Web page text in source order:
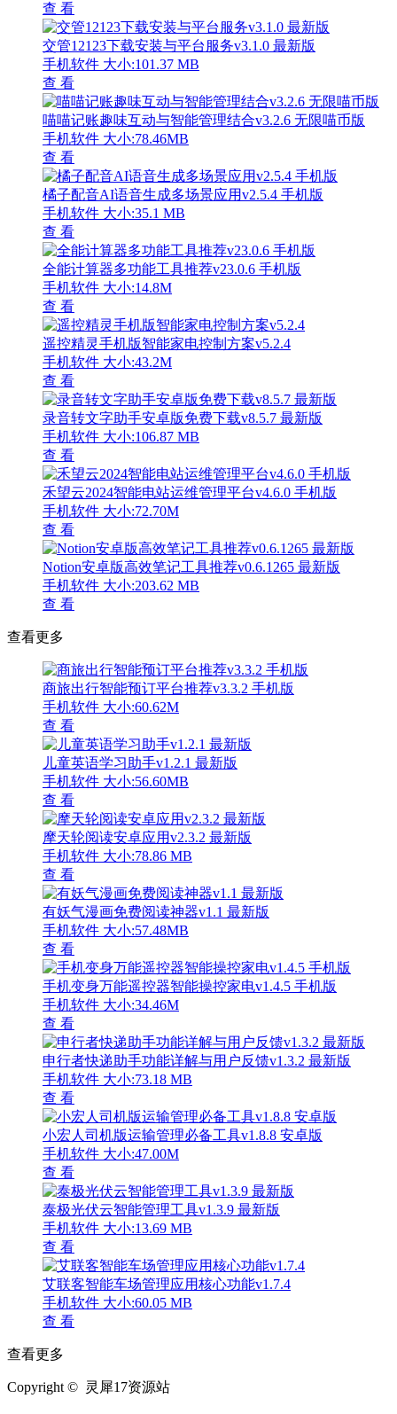
查 看
交管12123下载安装与平台服务v3.1.0 最新版
手机软件 大小:101.37 MB
查 看
喵喵记账趣味互动与智能管理结合v3.2.6 无限喵币版
手机软件 大小:78.46MB
查 看
橘子配音AI语音生成多场景应用v2.5.4 手机版
手机软件 大小:35.1 MB
查 看
全能计算器多功能工具推荐v23.0.6 手机版
手机软件 大小:14.8M
查 看
遥控精灵手机版智能家电控制方案v5.2.4
手机软件 大小:43.2M
查 看
录音转文字助手安卓版免费下载v8.5.7 最新版
手机软件 大小:106.87 MB
查 看
禾望云2024智能电站运维管理平台v4.6.0 手机版
手机软件 大小:72.70M
查 看
Notion安卓版高效笔记工具推荐v0.6.1265 最新版
手机软件 大小:203.62 MB
查 看
查看更多
商旅出行智能预订平台推荐v3.3.2 手机版
手机软件 大小:60.62M
查 看
儿童英语学习助手v1.2.1 最新版
手机软件 大小:56.60MB
查 看
摩天轮阅读安卓应用v2.3.2 最新版
手机软件 大小:78.86 MB
查 看
有妖气漫画免费阅读神器v1.1 最新版
手机软件 大小:57.48MB
查 看
手机变身万能遥控器智能操控家电v1.4.5 手机版
手机软件 大小:34.46M
查 看
申行者快递助手功能详解与用户反馈v1.3.2 最新版
手机软件 大小:73.18 MB
查 看
小宏人司机版运输管理必备工具v1.8.8 安卓版
手机软件 大小:47.00M
查 看
泰极光伏云智能管理工具v1.3.9 最新版
手机软件 大小:13.69 MB
查 看
艾联客智能车场管理应用核心功能v1.7.4
手机软件 大小:60.05 MB
查 看
查看更多
Copyright © 灵犀17资源站